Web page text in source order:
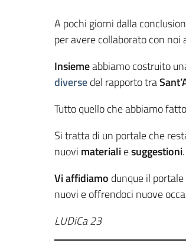
A pochi giorni dalla
per avere collaborato con
Insiemeabbiamo costruito
diversedel rapporto tra
Tutto quello che abbiamo fatto
Si tratta di un portale che
nuovi materialiesuggestioni.
Vi affidiamo dunque il
nuovi e offrendoci nuove
LUDiCa 23